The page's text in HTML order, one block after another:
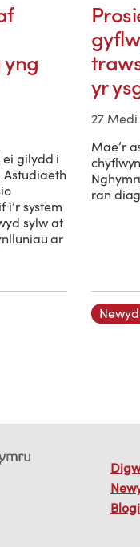
gilydd i
Astudiaeth
system
sylw at
ar
yr
27 Medi
Mae’r
ran